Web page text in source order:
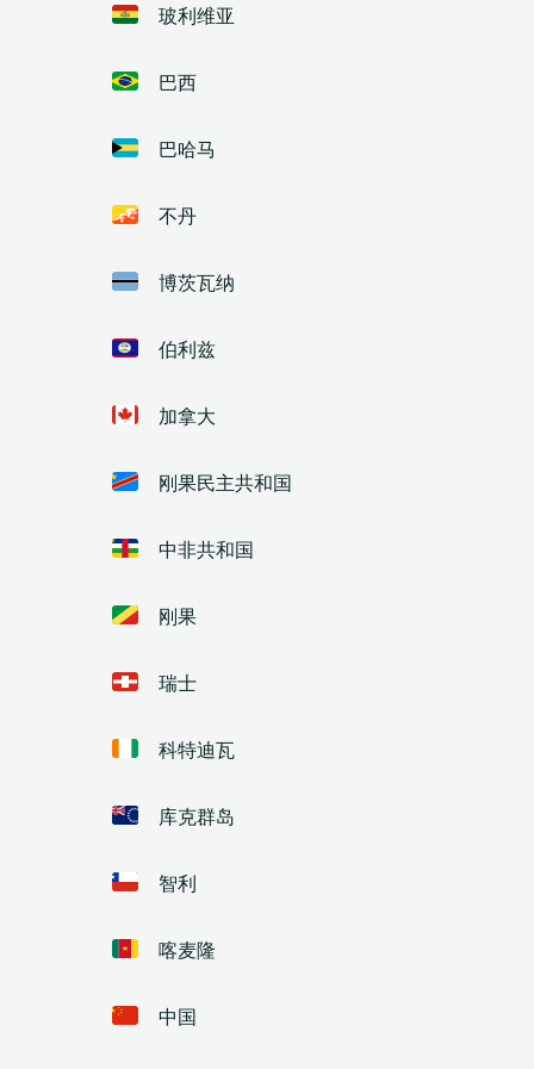
玻利维亚
巴西
巴哈马
不丹
博茨瓦纳
伯利兹
加拿大
刚果民主共和国
中非共和国
刚果
瑞士
科特迪瓦
库克群岛
智利
喀麦隆
中国